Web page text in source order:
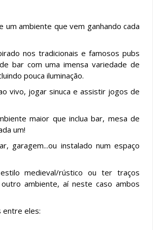
ambiente que vem ganhando cada
nos tradicionais e famosos pubs
bar com uma imensa variedade de
pouca iluminação.
vivo, jogar sinuca e assistir jogos de
maior que inclua bar, mesa de
um!
garagem...ou instalado num espaço
medieval/rústico ou ter traços
ambiente, aí neste caso ambos
entre eles: